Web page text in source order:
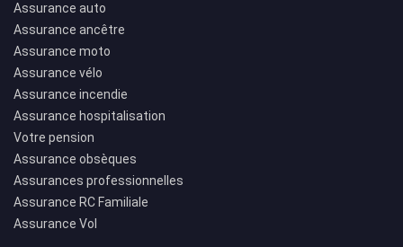
Assurance auto
Assurance ancêtre
Assurance moto
Assurance vélo
Assurance incendie
Assurance hospitalisation
Votre pension
Assurance obsèques
Assurances professionnelles
Assurance RC Familiale
Assurance Vol